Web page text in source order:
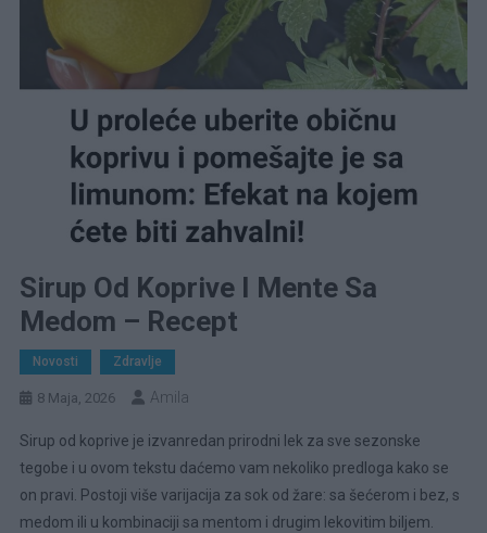
Sirup Od Koprive I Mente Sa
Medom – Recept
Novosti Zdravlje
8 Maja, 2026 Amila
Sirup od koprive je izvanredan prirodni lek za sve sezonske
tegobe i u ovom tekstu daćemo vam nekoliko predloga kako se
on pravi. Postoji više varijacija za sok od žare: sa šećerom i bez, s
medom ili u kombinaciji sa mentom i drugim lekovitim biljem.